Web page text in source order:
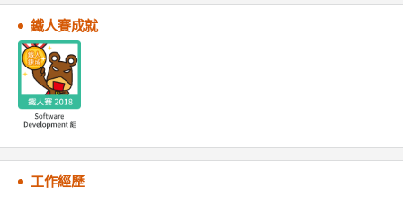
鐵人賽成就
工作經歷